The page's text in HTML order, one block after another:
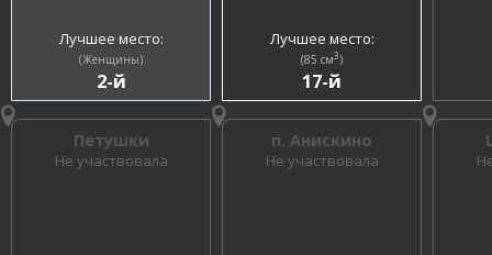
Лучшее место:
(Женщины)
2-й
Лучшее место:
(85 см3)
17-й
Петушки
Не участвовала
п. Анискино
Не участвовала